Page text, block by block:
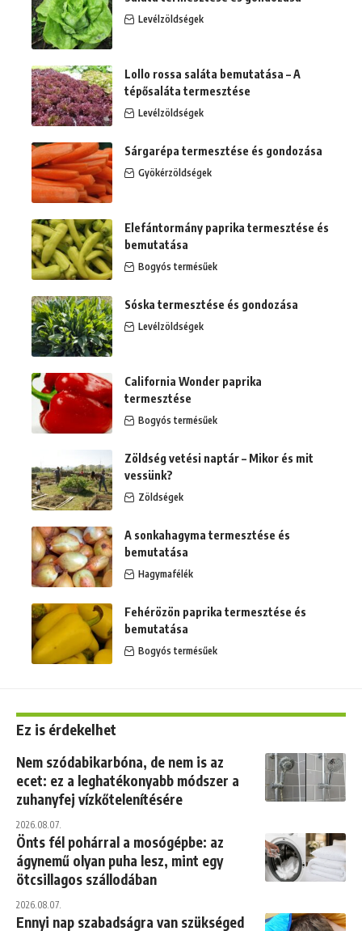
Levélzöldségek
Lollo rossa saláta bemutatása – A
tépősaláta termesztése
Levélzöldségek
Sárgarépa termesztése és gondozása
Gyökérzöldségek
Elefántormány paprika termesztése és
bemutatása
Bogyós termésűek
Sóska termesztése és gondozása
Levélzöldségek
California Wonder paprika
termesztése
Bogyós termésűek
Zöldség vetési naptár – Mikor és mit
vessünk?
Zöldségek
A sonkahagyma termesztése és
bemutatása
Hagymafélék
Fehérözön paprika termesztése és
bemutatása
Bogyós termésűek
Ez is érdekelhet
Nem szódabikarbóna, de nem is az
ecet: ez a leghatékonyabb módszer a
zuhanyfej vízkőtelenítésére
2026.08.07.
Önts fél pohárral a mosógépbe: az
ágynemű olyan puha lesz, mint egy
ötcsillagos szállodában
2026.08.07.
Ennyi nap szabadságra van szükséged